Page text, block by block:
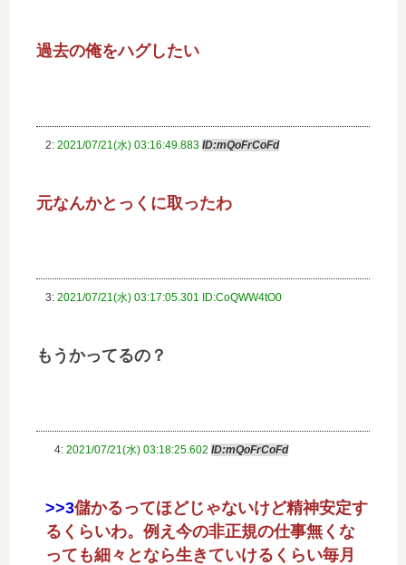
過去の俺をハグしたい
2: 2021/07/21(水) 03:16:49.883 ID:mQoFrCoFd
元なんかとっくに取ったわ
3: 2021/07/21(水) 03:17:05.301 ID:CoQWW4tO0
もうかってるの？
4: 2021/07/21(水) 03:18:25.602 ID:mQoFrCoFd
>>3儲かるってほどじゃないけど精神安定す
るくらいわ。例え今の非正規の仕事無くな
っても細々となら生きていけるくらい毎月